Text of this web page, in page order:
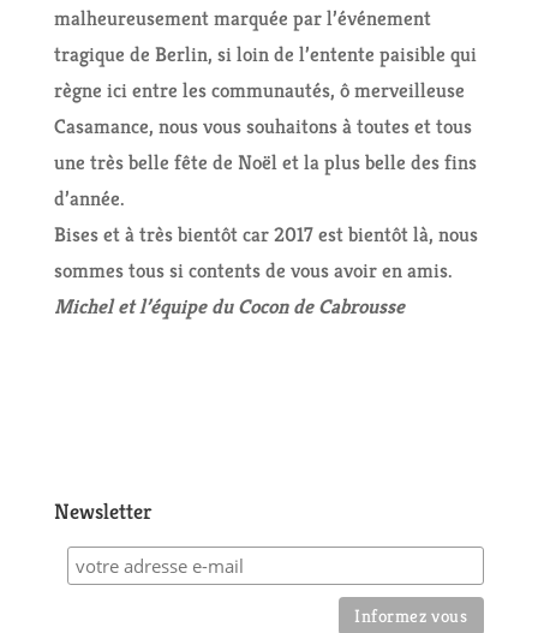
malheureusement marquée par l’événement
tragique de Berlin, si loin de l’entente paisible qui
règne ici entre les communautés, ô merveilleuse
Casamance, nous vous souhaitons à toutes et tous
une très belle fête de Noël et la plus belle des fins
d’année.
Bises et à très bientôt car 2017 est bientôt là, nous
sommes tous si contents de vous avoir en amis.
Michel et l’équipe du Cocon de Cabrousse
Newsletter